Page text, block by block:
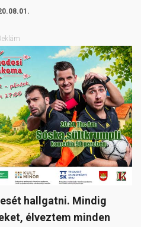
hallgatni. Mindig
élveztem minden